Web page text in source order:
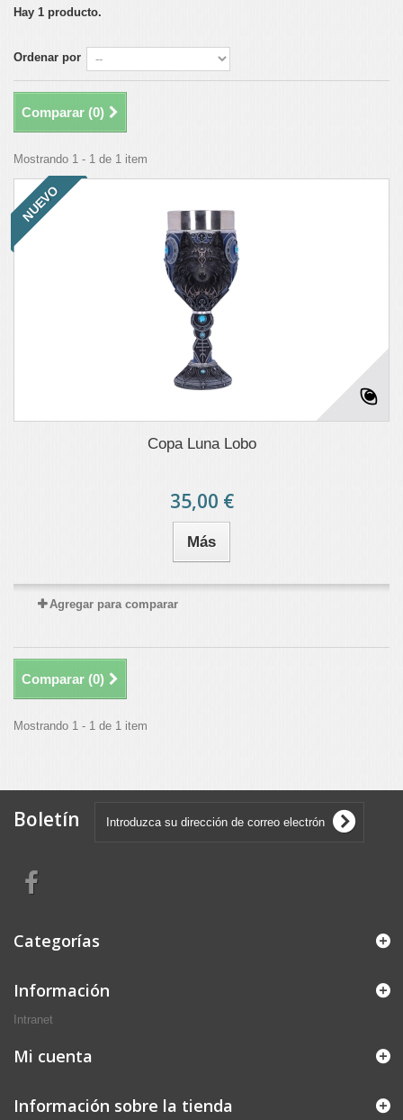
Hay 1 producto.
Ordenar por
Comparar (0)
Mostrando 1 - 1 de 1 item
NUEVO
Copa Luna Lobo
35,00 €
Más
Agregar para comparar
Comparar (0)
Mostrando 1 - 1 de 1 item
Boletín
Categorías
Información
Intranet
Mi cuenta
Información sobre la tienda